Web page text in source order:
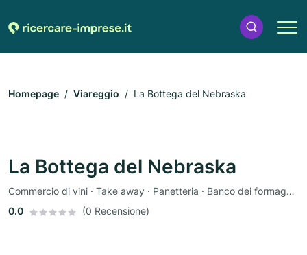
Homepage Viareggio La Bottega del Nebraska
La Bottega del Nebraska
Commercio di vini · Take away · Panetteria · Banco dei formaggi · Supermercato
0.0
(0 Recensione)